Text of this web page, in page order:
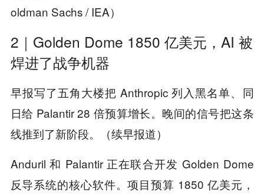
oldman Sachs / IEA）
2｜Golden Dome 1850 亿美元，AI 被
焊进了战争机器
早报写了五角大楼把 Anthropic 列入黑名单、同
日给 Palantir 28 倍预算增长。晚间的信号把这条
线推到了新阶段。（续早报道）
Anduril 和 Palantir 正在联合开发 Golden Dome
反导系统的核心软件。项目预算 1850 亿美元，